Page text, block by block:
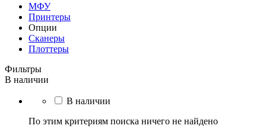
МФУ
Принтеры
Опции
Сканеры
Плоттеры
Фильтры
В наличии
В наличии
По этим критериям поиска ничего не найдено